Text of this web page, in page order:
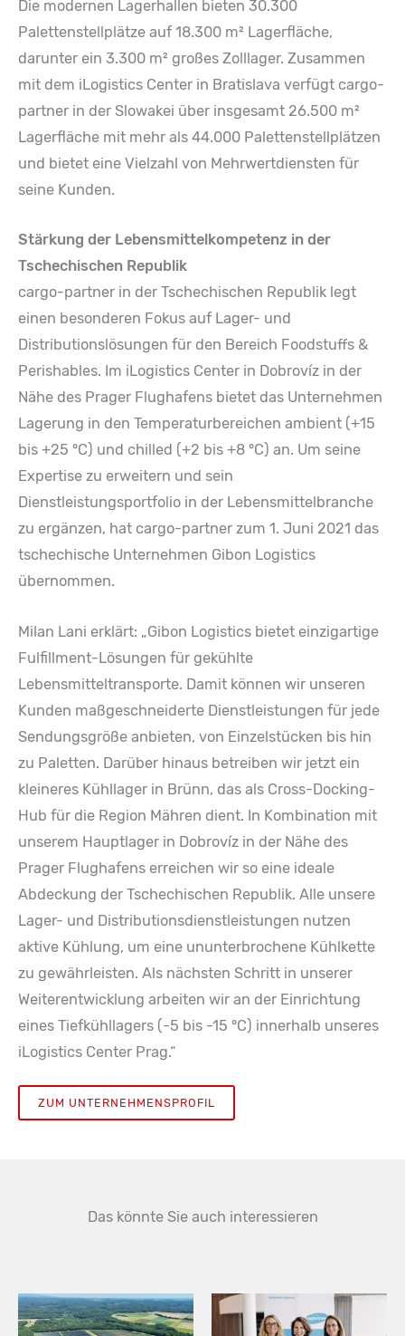
Die modernen Lagerhallen bieten 30.300
Palettenstellplätze auf 18.300 m² Lagerfläche,
darunter ein 3.300 m² großes Zolllager. Zusammen
mit dem iLogistics Center in Bratislava verfügt cargo-
partner in der Slowakei über insgesamt 26.500 m²
Lagerfläche mit mehr als 44.000 Palettenstellplätzen
und bietet eine Vielzahl von Mehrwertdiensten für
seine Kunden.
Stärkung der Lebensmittelkompetenz in der
Tschechischen Republik
cargo-partner in der Tschechischen Republik legt
einen besonderen Fokus auf Lager- und
Distributionslösungen für den Bereich Foodstuffs &
Perishables. Im iLogistics Center in Dobrovíz in der
Nähe des Prager Flughafens bietet das Unternehmen
Lagerung in den Temperaturbereichen ambient (+15
bis +25 °C) und chilled (+2 bis +8 °C) an. Um seine
Expertise zu erweitern und sein
Dienstleistungsportfolio in der Lebensmittelbranche
zu ergänzen, hat cargo-partner zum 1. Juni 2021 das
tschechische Unternehmen Gibon Logistics
übernommen.
Milan Lani erklärt: „Gibon Logistics bietet einzigartige
Fulfillment-Lösungen für gekühlte
Lebensmitteltransporte. Damit können wir unseren
Kunden maßgeschneiderte Dienstleistungen für jede
Sendungsgröße anbieten, von Einzelstücken bis hin
zu Paletten. Darüber hinaus betreiben wir jetzt ein
kleineres Kühllager in Brünn, das als Cross-Docking-
Hub für die Region Mähren dient. In Kombination mit
unserem Hauptlager in Dobrovíz in der Nähe des
Prager Flughafens erreichen wir so eine ideale
Abdeckung der Tschechischen Republik. Alle unsere
Lager- und Distributionsdienstleistungen nutzen
aktive Kühlung, um eine ununterbrochene Kühlkette
zu gewährleisten. Als nächsten Schritt in unserer
Weiterentwicklung arbeiten wir an der Einrichtung
eines Tiefkühllagers (-5 bis -15 °C) innerhalb unseres
iLogistics Center Prag.“
ZUM UNTERNEHMENSPROFIL
Das könnte Sie auch interessieren